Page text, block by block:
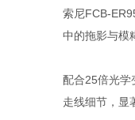
索尼FCB-
中的拖影与模
配合25倍光学
走线细节，显